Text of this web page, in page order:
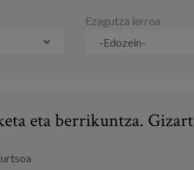
Ezagutza lerroa
eta berrikuntza.